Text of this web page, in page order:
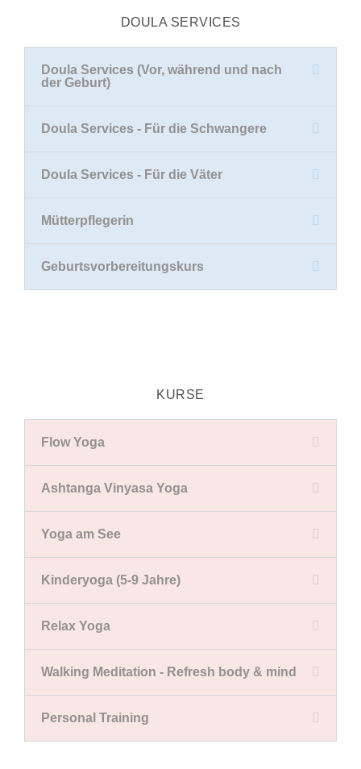
DOULA SERVICES
Doula Services (Vor, während und nach
der Geburt)
Doula Services - Für die Schwangere
Doula Services - Für die Väter
Mütterpflegerin
Geburtsvorbereitungskurs
KURSE
Flow Yoga
Ashtanga Vinyasa Yoga
Yoga am See
Kinderyoga (5-9 Jahre)
Relax Yoga
Walking Meditation - Refresh body & mind
Personal Training